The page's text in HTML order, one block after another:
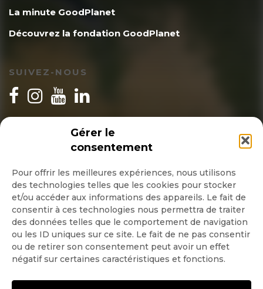
Gérer le
consentement
Pour offrir les meilleures expériences, nous utilisons
des technologies telles que les cookies pour stocker
et/ou accéder aux informations des appareils. Le fait de
consentir à ces technologies nous permettra de traiter
des données telles que le comportement de navigation
ou les ID uniques sur ce site. Le fait de ne pas consentir
ou de retirer son consentement peut avoir un effet
négatif sur certaines caractéristiques et fonctions.
La minute GoodPlanet
Découvrez la fondation GoodPlanet
SUIVEZ-NOUS
INSCRIPTION NEWSLETTER
Quotidienne
Hebdo
OK